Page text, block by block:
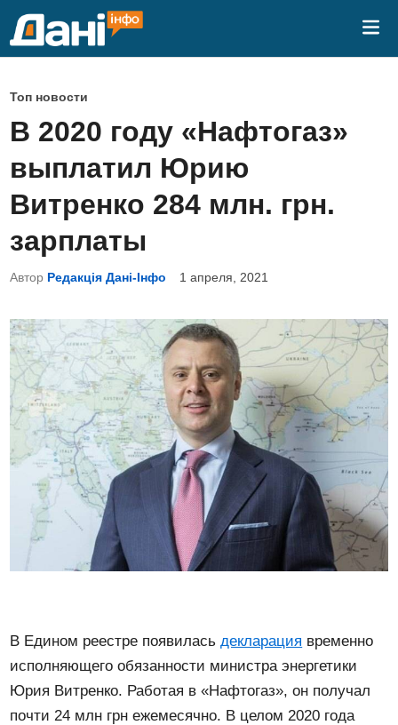
О
п
у
б
л
и
к
о
а
н
о
в
Топ новости
В 2020 году «Нафтогаз»
выплатил Юрию
Витренко 284 млн. грн.
зарплаты
Автор Редакція Дані-Інфо 1 апреля, 2021
В Едином реестре появилась декларация временно
исполняющего обязанности министра энергетики
Юрия Витренко. Работая в «Нафтогаз», он получал
почти 24 млн грн ежемесячно. В целом 2020 года